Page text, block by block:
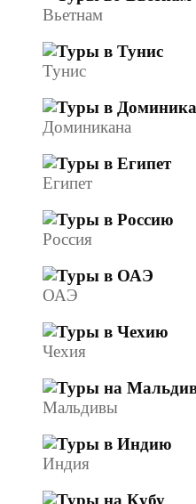
Вьетнам
Тунис
Доминикана
Египет
Россия
ОАЭ
Чехия
Мальдивы
Индия